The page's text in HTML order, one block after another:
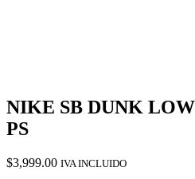
NIKE SB DUNK
PS
$3,999.00 IVA INCLUIDO